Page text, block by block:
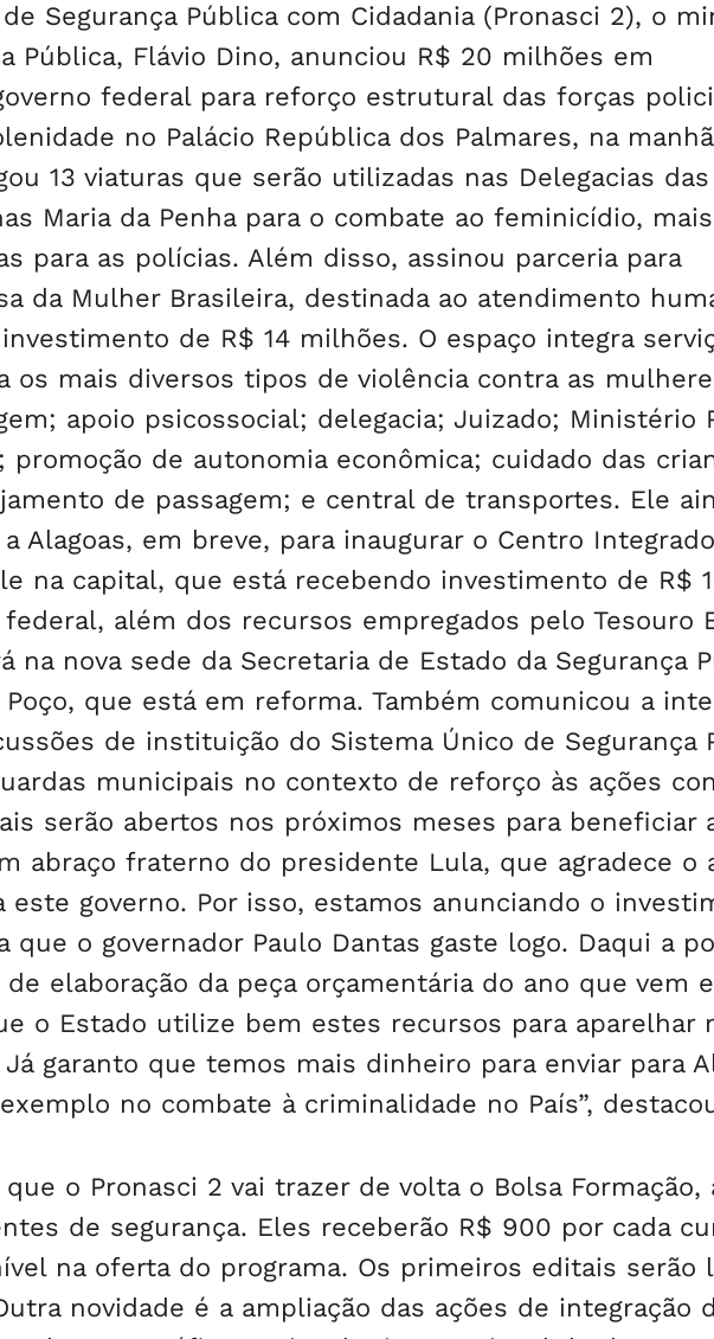
Segurança Pública com Cidadania (Pronasci 2), o
Pública, Flávio Dino, anunciou R$ 20 milhões em
federal para reforço estrutural das forças
no Palácio República dos Palmares, na
13 viaturas que serão utilizadas nas Delegacias das
Maria da Penha para o combate ao feminicídio,
para as polícias. Além disso, assinou parceria para
da Mulher Brasileira, destinada ao atendimento
de R$ 14 milhões. O espaço integra
os mais diversos tipos de violência contra as
apoio psicossocial; delegacia; Juizado; Ministério
promoção de autonomia econômica; cuidado das
de passagem; e central de transportes. Ele
Alagoas, em breve, para inaugurar o Centro
na capital, que está recebendo investimento de R$
além dos recursos empregados pelo Tesouro
na nova sede da Secretaria de Estado da Segurança
Poço, que está em reforma. Também comunicou a
de instituição do Sistema Único de Segurança
municipais no contexto de reforço às ações
serão abertos nos próximos meses para beneficiar
abraço fraterno do presidente Lula, que agradece o
este governo. Por isso, estamos anunciando o
que o governador Paulo Dantas gaste logo. Daqui a
de elaboração da peça orçamentária do ano que vem
o Estado utilize bem estes recursos para aparelhar
garanto que temos mais dinheiro para enviar para
no combate à criminalidade no País”,
o Pronasci 2 vai trazer de volta o Bolsa Formação,
de segurança. Eles receberão R$ 900 por cada
na oferta do programa. Os primeiros editais serão
novidade é a ampliação das ações de integração